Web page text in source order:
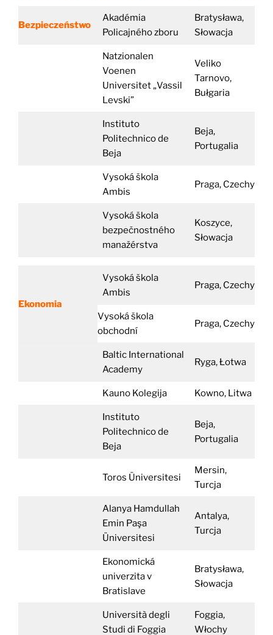
Bezpieczeństwo
Akadémia
Policajného zboru
Bratysława,
Słowacja
Natzionalen
Voenen
Universitet „Vassil
Levski”
Veliko
Tarnovo,
Bułgaria
Instituto
Politechnico de
Beja
Beja,
Portugalia
Vysoká škola
Ambis
Praga, Czechy
Vysoká škola
bezpečnostného
manažérstva
Koszyce,
Słowacja
Ekonomia
Vysoká škola
Ambis
Praga, Czechy
Vysoká škola
obchodní
Praga, Czechy
Baltic International
Academy
Ryga, Łotwa
Kauno Kolegija Kowno, Litwa
Instituto
Politechnico de
Beja
Beja,
Portugalia
Toros Üniversitesi
Mersin,
Turcja
Alanya Hamdullah
Emin Paşa
Üniversitesi
Antalya,
Turcja
Ekonomická
univerzita v
Bratislave
Bratysława,
Słowacja
Università degli
Studi di Foggia
Foggia,
Włochy